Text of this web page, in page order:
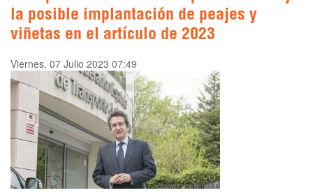
la posible implantación de peajes y
viñetas en el artículo de 2023
Viernes, 07 Julio 2023 07:49